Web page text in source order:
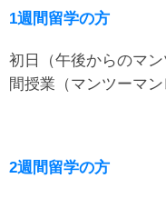
1週間留学の方
初日（午後からのマ
間授業（マンツーマ
2週間留学の方